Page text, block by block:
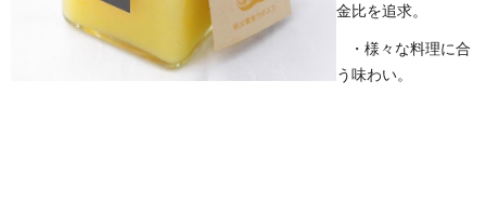
金比を追求。
・様々な料理に合
う味わい。